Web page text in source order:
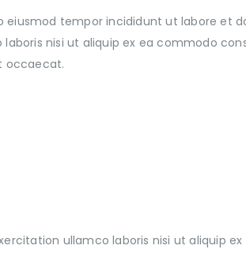
eiusmod tempor incididunt ut labore et
nisi ut aliquip ex ea commodo
occaecat.
ullamco laboris nisi ut aliquip ex